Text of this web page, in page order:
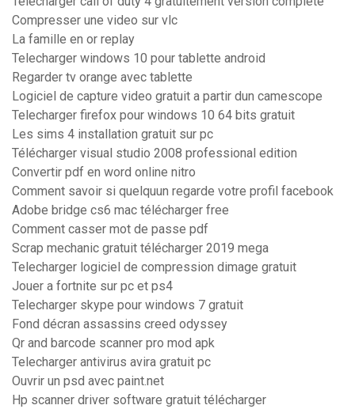
Compresser une video sur vlc
La famille en or replay
Telecharger windows 10 pour tablette android
Regarder tv orange avec tablette
Logiciel de capture video gratuit a partir dun camescope
Telecharger firefox pour windows 10 64 bits gratuit
Les sims 4 installation gratuit sur pc
Télécharger visual studio 2008 professional edition
Convertir pdf en word online nitro
Comment savoir si quelquun regarde votre profil facebook
Adobe bridge cs6 mac télécharger free
Comment casser mot de passe pdf
Scrap mechanic gratuit télécharger 2019 mega
Telecharger logiciel de compression dimage gratuit
Jouer a fortnite sur pc et ps4
Telecharger skype pour windows 7 gratuit
Fond décran assassins creed odyssey
Qr and barcode scanner pro mod apk
Telecharger antivirus avira gratuit pc
Ouvrir un psd avec paint.net
Hp scanner driver software gratuit télécharger